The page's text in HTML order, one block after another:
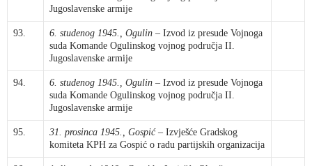
Jugoslavenske armije
93. 6. studenog 1945., Ogulin – Izvod iz presude Vojnoga
suda Komande Ogulinskog vojnog područja II.
Jugoslavenske armije
94. 6. studenog 1945., Ogulin – Izvod iz presude Vojnoga
suda Komande Ogulinskog vojnog područja II.
Jugoslavenske armije
95. 31. prosinca 1945., Gospić – Izvješće Gradskog
komiteta KPH za Gospić o radu partijskih organizacija